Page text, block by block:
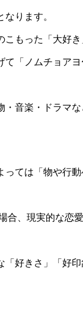
ります。
こもった「大好
て「ノムチョア
音楽・ドラマ
っては「物や行
合、現実的な恋
「好きさ」「好